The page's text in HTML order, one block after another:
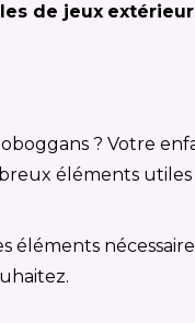
de jeux
? Votre
éléments